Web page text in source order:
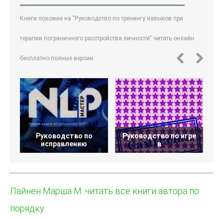
Книги похожие на "Руководство по тренингу навыков при
терапии пограничного расстройства личности" читать онлайн
бесплатно полные версии.
Руководство по
исправлению
Руководство по игре
в
Лайнен Марша М. читать все книги автора по
порядку